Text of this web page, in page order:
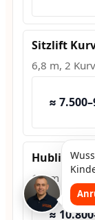
Sitzlift
6,8 m, 2
≈
Hublift ·
1,2 m Hub,
≈